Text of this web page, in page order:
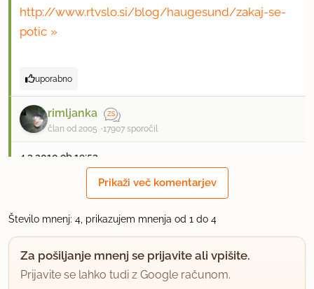
http://www.rtvslo.si/blog/haugesund/zakaj-se-
potic
uporabno
rimljanka
član od 2005 17907 sporočil
4.3.2010 ob 19:53
Res bi bilo smiselno ustrezno spremeniti naslov,
ker je trenutni zavajujoč.
regina
Prikaži več komentarjev
Število mnenj: 4, prikazujem mnenja od 1 do 4
Za pošiljanje mnenj se prijavite ali vpišite.
Prijavite se lahko tudi z Google računom.